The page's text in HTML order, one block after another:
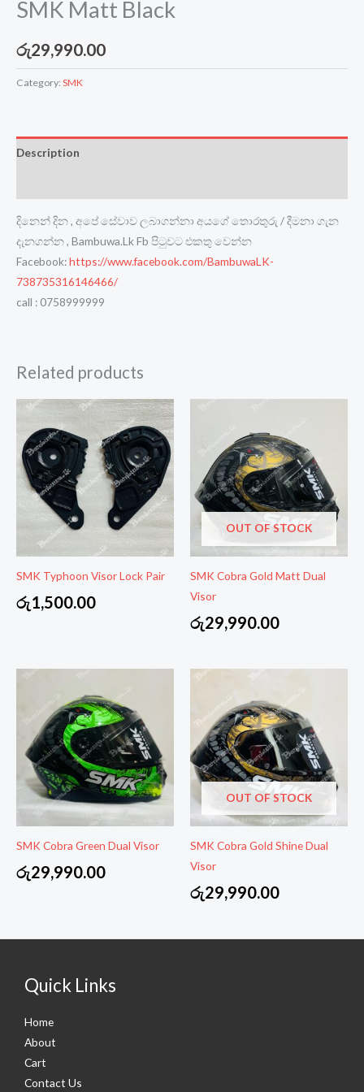
SMK Matt Black
රු29,990.00
Category: SMK
Description
දිනෙන් දින , අපේ සේවාව ලබාගන්නා අයගේ තොරතුරු / දීමනා ගැන
දැනගන්න , Bambuwa.Lk Fb පිටුවට එකතු වෙන්න
Facebook:https://www.facebook.com/BambuwaLK-
738735316146466/
call : 0758999999
Related products
SMK Typhoon Visor Lock Pair
රු1,500.00
OUT OF STOCK
SMK Cobra Gold Matt Dual
Visor
රු29,990.00
SMK Cobra Green Dual Visor
රු29,990.00
OUT OF STOCK
SMK Cobra Gold Shine Dual
Visor
රු29,990.00
Quick Links
Home
About
Cart
Contact Us